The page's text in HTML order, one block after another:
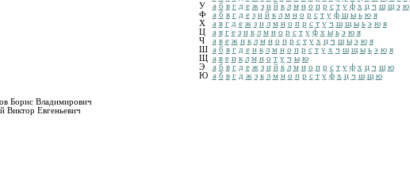
У
а б в г д е ж з и й к л м н о п р с т у ф х ц ч ш щ э ю
Ф
а б в г д е з и й к л м н о р с т у ф ш ы ь ю я
Х
а в г д е ж з и л м н о п р с т у ч ш щ ы ь э ю я
Ц
а в г е з и к л м н о р с т у ф х ы ь э ю я
Ч
а в е ж и к л м н о п р с т у х ц ч ш ы э ю я
Ш а б в г д е и к л м н о п р с т у х ч ш щ ы ь э ю я
Щ а в е и к л м н о т у ч ы ю
Э
а б в г д е ж з и й к л м н о п р с т у ф х ц ч ш ю
Ю а б в г д ж з к л м н о п р с т у ф х ц ч ш щ ю
Борис Владимирович
Виктор Евгеньевич